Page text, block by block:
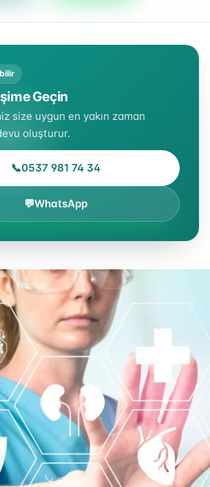
Geçin
size uygun en yakın zaman
oluşturur.
📞0537 981 74 34
💬WhatsApp